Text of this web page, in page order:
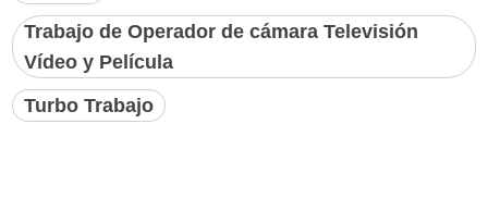
Trabajo de Operador de cámara Televisión
Vídeo y Película
Turbo Trabajo